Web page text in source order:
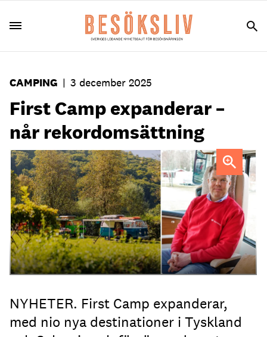
CAMPING | 3 december 2025
First Camp expanderar –
når rekordomsättning
First Camp, och vd Johan Söör, har gett sig in på den tyska
och schweiziska campingmarknaden.
NYHETER. First Camp expanderar,
med nio nya destinationer i Tyskland